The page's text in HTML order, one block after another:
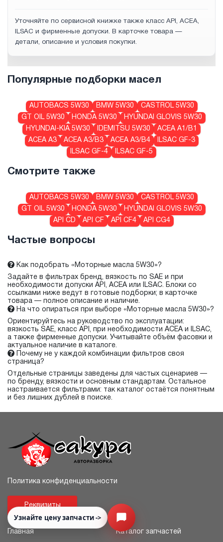
Уточняйте по сервисной книжке также класс API, ACEA,
ILSAC и фирменные допуски. В карточке товара —
детали, описание и условия покупки.
Популярные подборки масел
AUTOBACS 5W30 BMW 5W30
CASTROL 5W30
GT OIL 5W30
HONDA 5W30
HYUNDAI GLOVIS 5W30
HYUNDAI-KIA 5W30
IDEMITSU 5W30
ACEA A1/B1
ACEA A3
ACEA A3/B3 ACEA A3/B4
ILSAC GF-3
ILSAC GF-4
ILSAC GF-5
Смотрите также
AUTOBACS 5W30 BMW 5W30
CASTROL 5W30
GT OIL 5W30
HONDA 5W30
HYUNDAI GLOVIS 5W30
API CD
API CF API CF4 API CG4
Частые вопросы
Как подобрать «Моторные масла 5W30»?
Задайте в фильтрах бренд, вязкость по SAE и при
необходимости допуски API, ACEA или ILSAC. Блоки со
ссылками ниже ведут в готовые подборки; в карточке
товара — полное описание и наличие.
На что опираться при выборе «Моторные масла 5W30»?
Ориентируйтесь на руководство по эксплуатации:
вязкость SAE, класс API, при необходимости ACEA и ILSAC,
а также фирменные допуски. Учитывайте объём фасовки и
актуальное наличие в каталоге.
Почему не у каждой комбинации фильтров своя
страница?
Отдельные страницы заведены для частых сценариев —
по бренду, вязкости и основным стандартам. Остальное
настраивается фильтрами: так каталог остаётся понятным
и без лишних дублей в поиске.
Узнайте цену запчасти -> Открыть меню
Политика конфиденциальности
Реквизиты
Главная Каталог запчастей